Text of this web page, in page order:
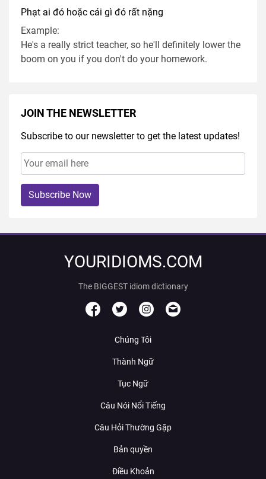
Phạt ai đó hoặc cái gì đó rất nặng
Example:
He's a really strict teacher, so he'll definitely lower the
boom on you if you don't do your homework.
JOIN THE NEWSLETTER
Subscribe to our newsletter to get the latest updates!
Subscribe Now
YOURIDIOMS.COM
The BIGGEST idiom dictionary
Chúng Tôi
Thành Ngữ
Tục Ngữ
Câu Nói Nổi Tiếng
Câu Hỏi Thường Gặp
Bản quyền
Điều Khoản